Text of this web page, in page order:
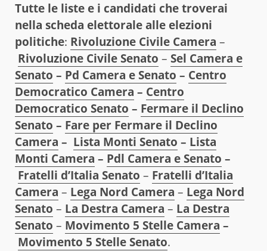
Tutte le liste e i candidati che troverai
nella scheda elettorale alle elezioni
politiche: Rivoluzione Civile Camera –
Rivoluzione Civile Senato – Sel Camera e
Senato – Pd Camera e Senato – Centro
Democratico Camera – Centro
Democratico Senato – Fermare il Declino
Senato – Fare per Fermare il Declino
Camera – Lista Monti Senato – Lista
Monti Camera – Pdl Camera e Senato –
Fratelli d’Italia Senato – Fratelli d’Italia
Camera – Lega Nord Camera – Lega Nord
Senato – La Destra Camera – La Destra
Senato – Movimento 5 Stelle Camera –
Movimento 5 Stelle Senato.